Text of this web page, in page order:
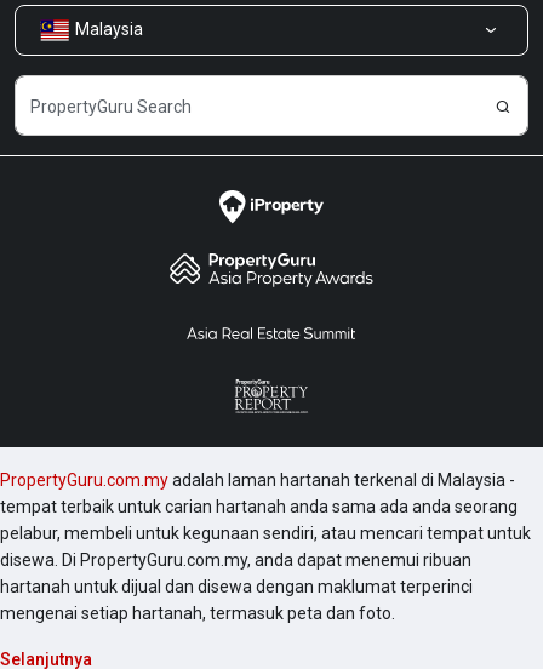
Kerjaya
Kongsi Maklum Balas
Malaysia
PropertyGuru.com.myadalah laman hartanah terkenal di Malaysia -
tempat terbaik untuk carian hartanah anda sama ada anda seorang
pelabur, membeli untuk kegunaan sendiri, atau mencari tempat untuk
disewa. Di PropertyGuru.com.my, anda dapat menemui ribuan
hartanah untuk dijual dan disewa dengan maklumat terperinci
mengenai setiap hartanah, termasuk peta dan foto.
Selanjutnya